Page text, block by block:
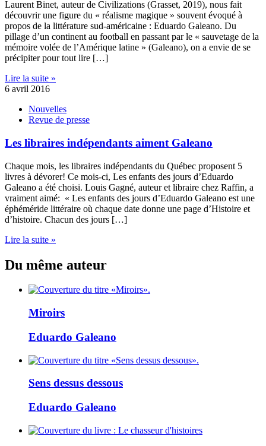
Laurent Binet, auteur de Civilizations (Grasset, 2019), nous fait
découvrir une figure du « réalisme magique » souvent évoqué à
propos de la littérature sud-américaine : Eduardo Galeano. Du
pillage d’un continent au football en passant par le « sauvetage de la
mémoire volée de l’Amérique latine » (Galeano), on a envie de se
précipiter pour tout lire […]
Lire la suite »
6 avril 2016
Nouvelles
Revue de presse
Les libraires indépendants aiment Galeano
Chaque mois, les libraires indépendants du Québec proposent 5
livres à dévorer! Ce mois-ci, Les enfants des jours d’Eduardo
Galeano a été choisi. Louis Gagné, auteur et libraire chez Raffin, a
vraiment aimé: « Les enfants des jours d’Eduardo Galeano est une
éphéméride littéraire où chaque date donne une page d’Histoire et
d’histoire. Chacun des jours […]
Lire la suite »
Du même auteur
Miroirs
Eduardo Galeano
Sens dessus dessous
Eduardo Galeano